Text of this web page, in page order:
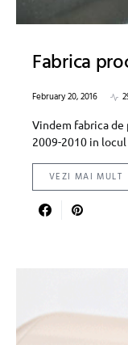
Fabrica
February 20, 2016
Vindem fabrica de
2009-2010 in
VEZI MAI MULT